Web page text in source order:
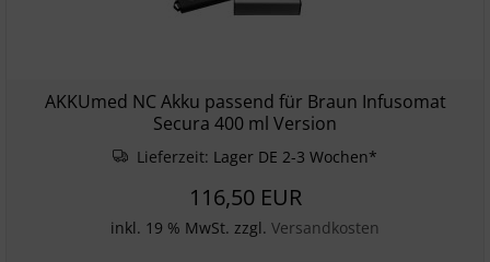
AKKUmed NC Akku passend für Braun Infusomat
Secura 400 ml Version
Lieferzeit: Lager DE 2-3 Wochen*
116,50 EUR
inkl. 19 % MwSt. zzgl. Versandkosten